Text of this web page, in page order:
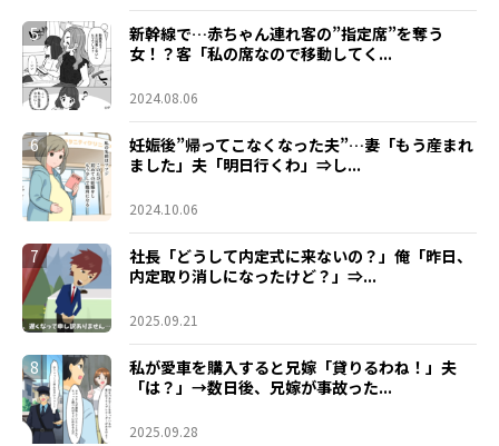
5
新幹線で…赤ちゃん連れ客の”指定席”を奪う
女！？客「私の席なので移動してく...
2024.08.06
6
妊娠後”帰ってこなくなった夫”…妻「もう産まれ
ました」夫「明日行くわ」⇒し...
2024.10.06
7
社長「どうして内定式に来ないの？」俺「昨日、
内定取り消しになったけど？」⇒...
2025.09.21
8
私が愛車を購入すると兄嫁「貸りるわね！」夫
「は？」→数日後、兄嫁が事故った...
2025.09.28